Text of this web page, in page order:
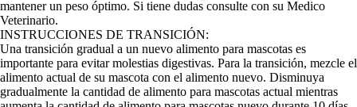
mantener un peso óptimo. Si tiene dudas consulte con su Medico
Veterinario.
INSTRUCCIONES DE TRANSICIÓN:
Una transición gradual a un nuevo alimento para mascotas es
importante para evitar molestias digestivas. Para la transición, mezcle el
alimento actual de su mascota con el alimento nuevo. Disminuya
gradualmente la cantidad de alimento para mascotas actual mientras